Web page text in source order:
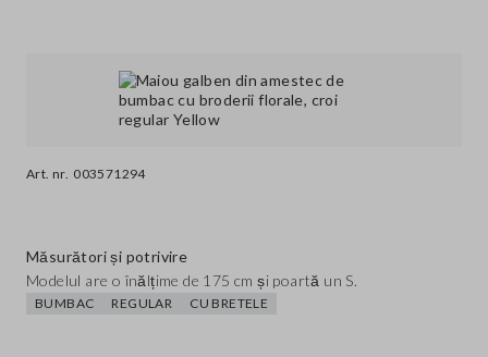
Art. nr. 003571294
Măsurători și potrivire
Modelul are o înălțime de 175 cm și poartă un S.
BUMBAC REGULAR CU BRETELE